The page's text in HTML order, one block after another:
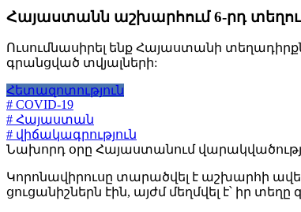
Հայաստանն աշխարհում 6-րդ
Ուսումնասիրել ենք Հայաստանի
գրանցված տվյալների:
Հետազոտություն
# COVID-19
# Հայաստան
# վիճակագրություն
Նախորդ օրը Հայաստանում
Կորոնավիրուսը տարածվել է աշխարհի
ցուցանիշներն էին, այժմ մեղմվել է՝ իր